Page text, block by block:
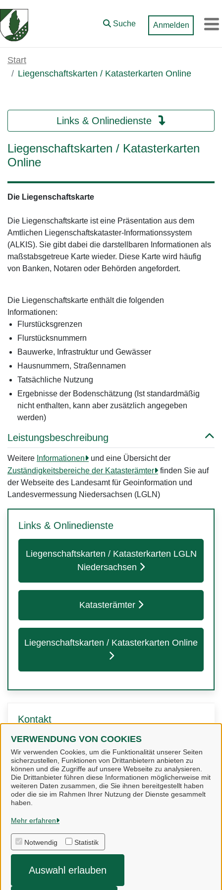
Zum Hauptinhalt springen
VERWENDUNG VON COOKIES
Wir verwenden Cookies, um die Funktionalität unserer Seiten
sicherzustellen, Funktionen von Drittanbietern anbieten zu
können und die Zugriffe auf unsere Webseite zu analysieren.
Die Drittanbieter führen diese Informationen möglicherweise mit
weiteren Daten zusammen, die Sie ihnen bereitgestellt haben
oder die sie im Rahmen Ihrer Nutzung der Dienste gesammelt
haben.
Mehr erfahren
Notwendig Statistik
Auswahl erlauben
Suche Anmelden
Start
Liegenschaftskarten / Katasterkarten Online
Links & Onlinedienste
Liegenschaftskarten / Katasterkarten
Online
Die Liegenschaftskarte
Die Liegenschaftskarte ist eine Präsentation aus dem
Amtlichen Liegenschaftskataster-Informationssystem
(ALKIS). Sie gibt dabei die darstellbaren Informationen als
maßstabsgetreue Karte wieder. Diese Karte wird häufig
von Banken, Notaren oder Behörden angefordert.
Die Liegenschaftskarte enthält die folgenden
Informationen:
Flurstücksgrenzen
Flurstücksnummern
Bauwerke, Infrastruktur und Gewässer
Hausnummern, Straßennamen
Tatsächliche Nutzung
Ergebnisse der Bodenschätzung (Ist standardmäßig
nicht enthalten, kann aber zusätzlich angegeben
werden)
Leistungsbeschreibung
Weitere Informationen
und eine Übersicht der
Zuständigkeitsbereiche der Katasterämter
finden Sie auf
der Webseite des Landesamt für Geoinformation und
Landesvermessung Niedersachsen (LGLN)
Links & Onlinedienste
Liegenschaftskarten / Katasterkarten LGLN
Niedersachsen
Katasterämter
Liegenschaftskarten / Katasterkarten Online
Kontakt
Gemeinde Bispingen
Gemeinde Bispingen
Alle Rechte vorbehalten